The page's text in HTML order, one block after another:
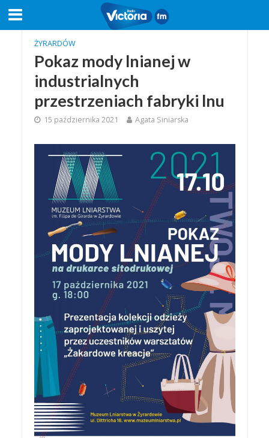
ŻYRARDÓW
Pokaz mody lnianej w
industrialnych
przestrzeniach fabryki lnu
15 października 2021 Agata Siniarska